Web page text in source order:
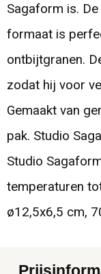
Sagaform is.
formaat is
ontbijtgranen.
zodat hij voor
Gemaakt van
pak. Studio
Studio
temperaturen
ø12,5x6,5 cm,